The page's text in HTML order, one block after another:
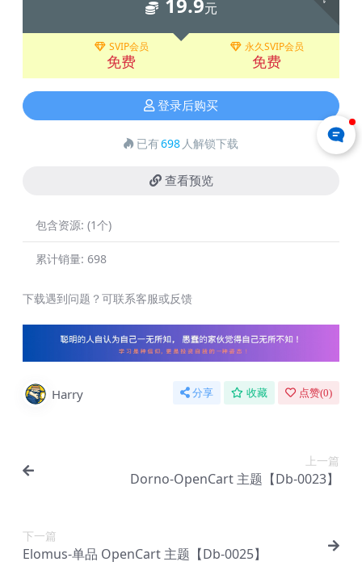
元
SVIP会员
免费
永久SVIP会员
免费
登录后购买
已有698 人解锁下载
查看预览
包含资源: (1个)
累计销量: 698
下载遇到问题？可联系客服或反馈
Harry 分享 收藏 点赞(0)
上一篇
Dorno-OpenCart 主题【Db-0023】
下一篇
Elomus-单品 OpenCart 主题【Db-0025】